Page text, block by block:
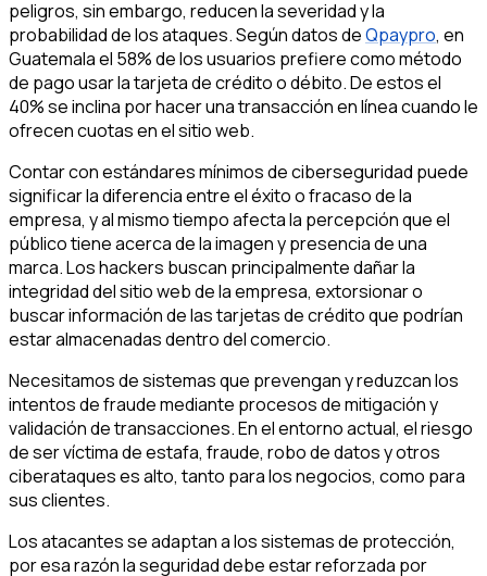
peligros, sin embargo, reducen la severidad y la
probabilidad de los ataques. Según datos deQpaypro, en
Guatemala el 58% de los usuarios prefiere como método
de pago usar la tarjeta de crédito o débito. De estos el
40% se inclina por hacer una transacción en línea cuando le
ofrecen cuotas en el sitio web.
Contar con estándares mínimos de ciberseguridad puede
significar la diferencia entre el éxito o fracaso de la
empresa, y al mismo tiempo afecta la percepción que el
público tiene acerca de la imagen y presencia de una
marca. Los hackers buscan principalmente dañar la
integridad del sitio web de la empresa, extorsionar o
buscar información de las tarjetas de crédito que podrían
estar almacenadas dentro del comercio.
Necesitamos de sistemas que prevengan y reduzcan los
intentos de fraude mediante procesos de mitigación y
validación de transacciones. En el entorno actual, el riesgo
de ser víctima de estafa, fraude, robo de datos y otros
ciberataques es alto, tanto para los negocios, como para
sus clientes.
Los atacantes se adaptan a los sistemas de protección,
por esa razón la seguridad debe estar reforzada por